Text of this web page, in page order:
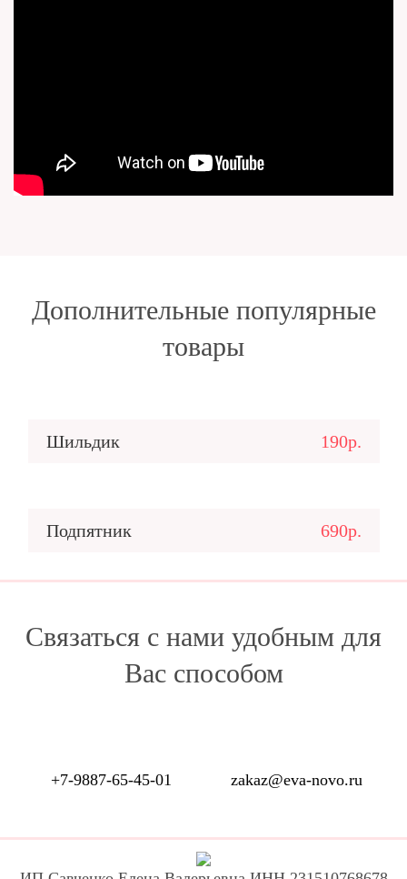
Дополнительные популярные
товары
Шильдик 190р.
Подпятник 690р.
Связаться с нами удобным для
Вас способом
+7-9887-65-45-01 zakaz@eva-novo.ru